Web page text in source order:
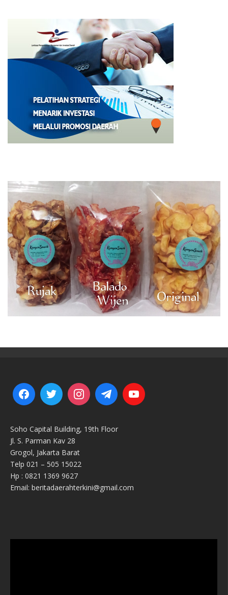
Soho Capital Building, 19th Floor
Jl. S. Parman Kav 28
Grogol, Jakarta Barat
Telp 021 – 505 15022
Hp : 0821 1369 9627
Email: beritadaerahterkini@gmail.com